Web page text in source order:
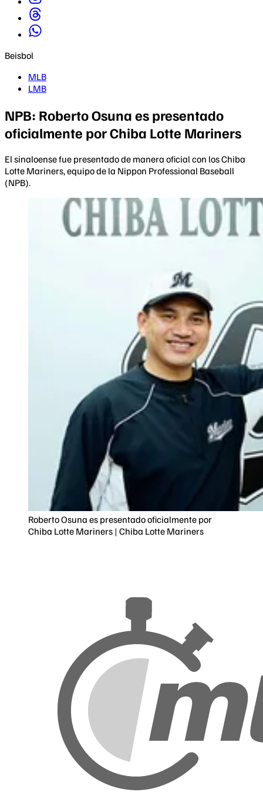
Beisbol
MLB
LMB
NPB: Roberto Osuna es presentado
oficialmente por Chiba Lotte Mariners
El sinaloense fue presentado de manera oficial con los Chiba
Lotte Mariners, equipo de la Nippon Professional Baseball
(NPB).
Roberto Osuna es presentado oficialmente por
Chiba Lotte Mariners | Chiba Lotte Mariners